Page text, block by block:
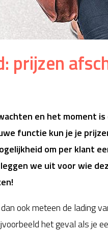
prijzen
en het moment is
functie kun je je
om per klant
we uit voor wie
ook meteen de lading
het geval als je